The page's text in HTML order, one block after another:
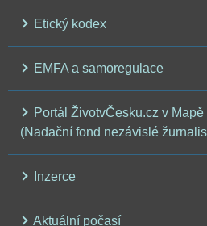
Etický kodex
EMFA a samoregulace
Portál ŽivotvČesku.cz v
(Nadační fond nezávislé
Inzerce
Aktuální počasí